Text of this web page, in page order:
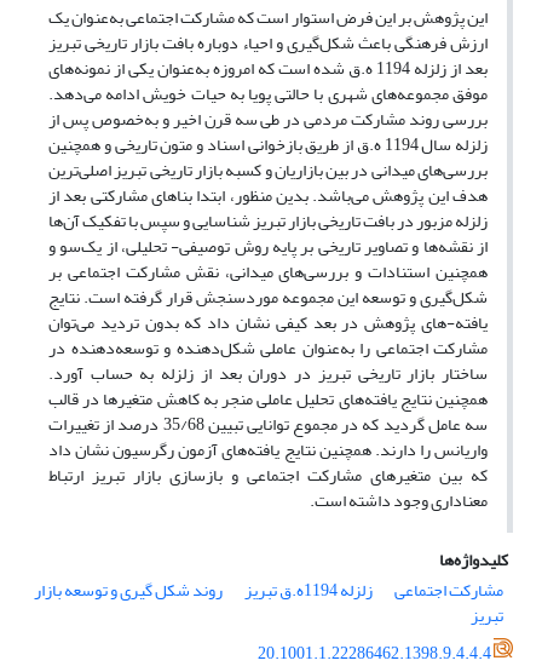
این پژوهش بر این فرض استوار است که مشارکت اجتماعی به‌عنوان یک
ارزش فرهنگی باعث شکل‌گیری و احیاء دوباره بافت بازار تاریخی تبریز
بعد از زلزله 1194 ه.ق شده است که امروزه به‌عنوان یکی از نمونه‌های
موفق مجموعه‌های شهری با حالتی پویا به حیات خویش ادامه می‌دهد.
بررسی روند مشارکت مردمی در طی سه قرن اخیر و به‌خصوص پس از
زلزله سال 1194 ه.ق از طریق بازخوانی اسناد و متون تاریخی و همچنین
بررسی‌های میدانی در بین بازاریان و کسبه بازار تاریخی تبریز اصلی‌ترین
هدف این پژوهش می‌باشد. بدین منظور، ابتدا بناهای مشارکتی بعد از
زلزله مزبور در بافت تاریخی بازار تبریز شناسایی و سپس با تفکیک آن‌ها
از نقشه‌ها و تصاویر تاریخی بر پایه روش توصیفی- تحلیلی، از یک‌سو و
همچنین استنادات و بررسی‌های میدانی، نقش مشارکت اجتماعی بر
شکل‌گیری و توسعه این مجموعه موردسنجش قرار گرفته است. نتایج
یافته-های پژوهش در بعد کیفی نشان داد که بدون تردید می‌توان
مشارکت اجتماعی را به‌عنوان عاملی شکل‌دهنده و توسعه‌دهنده در
ساختار بازار تاریخی تبریز در دوران بعد از زلزله به حساب آورد.
همچنین نتایج یافته‌های تحلیل عاملی منجر به کاهش متغیرها در قالب
سه عامل گردید که در مجموع توانایی تبیین 35/68 درصد از تغییرات
واریانس را دارند. همچنین نتایج یافته‌های آزمون رگرسیون نشان داد
که بین متغیرهای مشارکت اجتماعی و بازسازی بازار تبریز ارتباط
معناداری وجود داشته است.
کلیدواژه‌ها
مشارکت اجتماعی
زلزله 1194ه.ق تبریز روند شکل گیری و توسعه بازار
تبریز
20.1001.1.22286462.1398.9.4.4.4